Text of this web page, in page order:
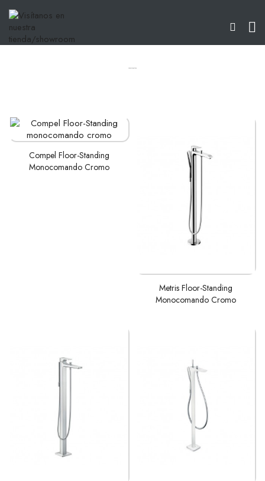

AÑADIR AL
CARRITO
Compel Floor-Standing
Monocomando Cromo
AÑADIR AL
CARRITO
Metris Floor-Standing
Monocomando Cromo